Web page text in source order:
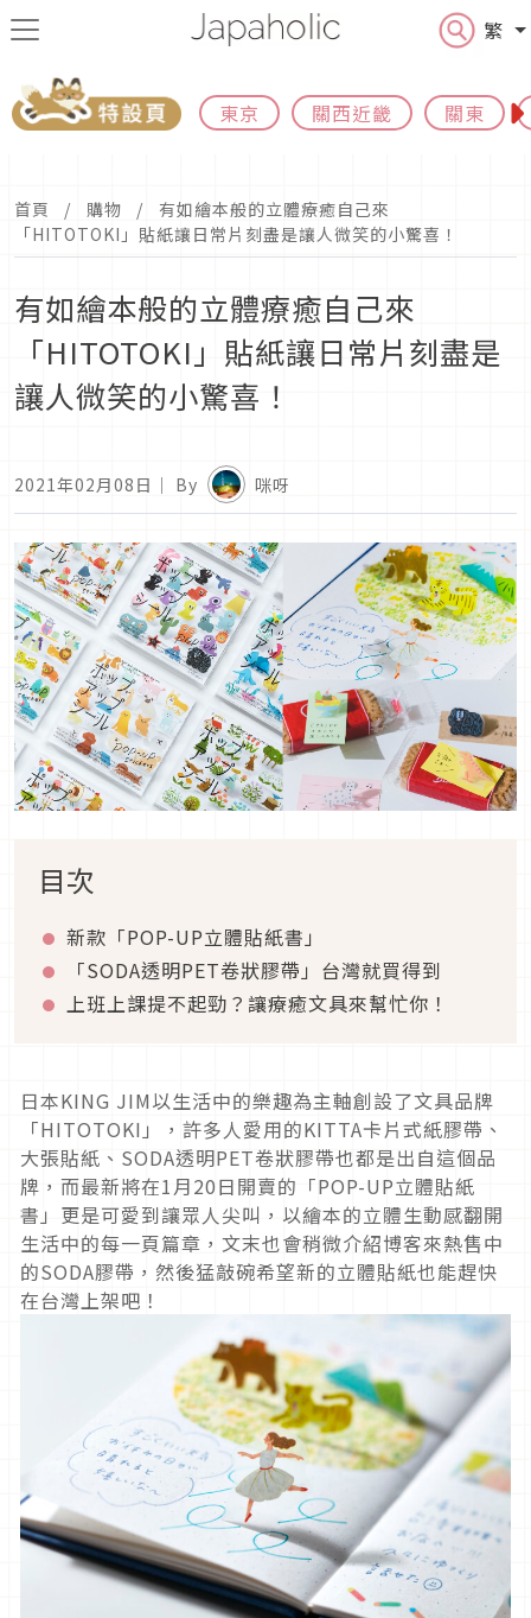
繁
東京 關西近畿 關東
首頁 購物
有如繪本般的立體療癒自己來
「HITOTOKI」貼紙讓日常片刻盡是讓人微笑的小驚喜！
有如繪本般的立體療癒自己來
「HITOTOKI」貼紙讓日常片刻盡是
讓人微笑的小驚喜！
2021年02月08日 ｜ By 咪呀
目次
新款「POP-UP立體貼紙書」
「SODA透明PET卷狀膠帶」台灣就買得到
上班上課提不起勁？讓療癒文具來幫忙你！
日本KING JIM以生活中的樂趣為主軸創設了文具品牌
「HITOTOKI」，許多人愛用的KITTA卡片式紙膠帶、
大張貼紙、SODA透明PET卷狀膠帶也都是出自這個品
牌，而最新將在1月20日開賣的「POP-UP立體貼紙
書」更是可愛到讓眾人尖叫，以繪本的立體生動感翻開
生活中的每一頁篇章，文末也會稍微介紹博客來熱售中
的SODA膠帶，然後猛敲碗希望新的立體貼紙也能趕快
在台灣上架吧！